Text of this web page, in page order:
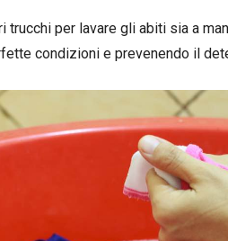
trucchi per lavare gli abiti sia a
condizioni e prevenendo il